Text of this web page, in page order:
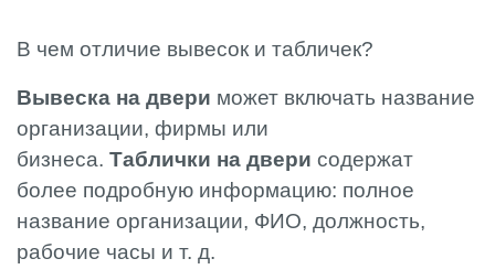
В чем отличие вывесок и табличек?
Вывеска на двери может включать название
организации, фирмы или
бизнеса. Таблички на двери содержат
более подробную информацию: полное
название организации, ФИО, должность,
рабочие часы и т. д.